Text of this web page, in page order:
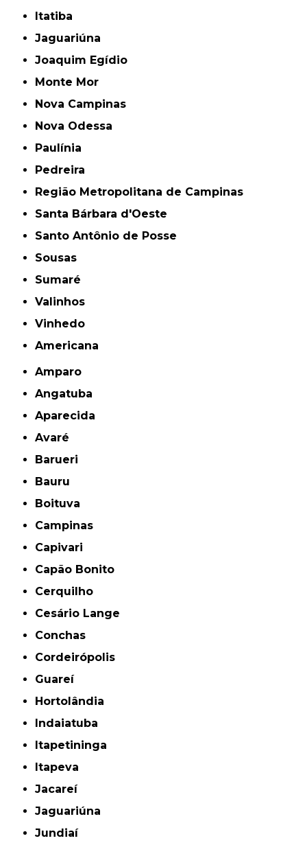
Itatiba
Jaguariúna
Joaquim Egídio
Monte Mor
Nova Campinas
Nova Odessa
Paulínia
Pedreira
Região Metropolitana de Campinas
Santa Bárbara d'Oeste
Santo Antônio de Posse
Sousas
Sumaré
Valinhos
Vinhedo
americana
Amparo
Angatuba
Aparecida
Avaré
Barueri
Bauru
Boituva
Campinas
Capivari
Capão Bonito
Cerquilho
Cesário Lange
Conchas
Cordeirópolis
Guareí
Hortolândia
Indaiatuba
Itapetininga
Itapeva
Jacareí
Jaguariúna
Jundiaí